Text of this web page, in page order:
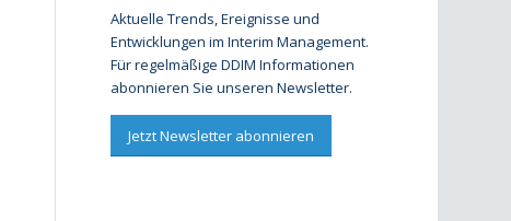
Aktuelle Trends, Ereignisse und
Entwicklungen im Interim Management.
Für regelmäßige DDIM Informationen
abonnieren Sie unseren Newsletter.
Jetzt Newsletter abonnieren